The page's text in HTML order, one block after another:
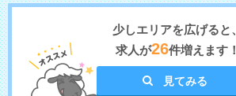
少しエリアを広げると、
求人が26件増えます！
見てみる